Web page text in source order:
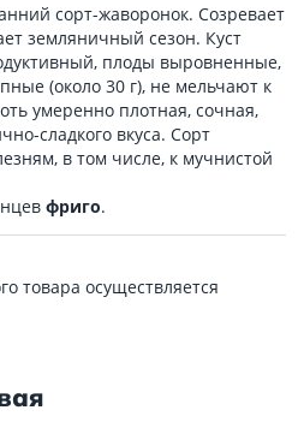
сорт-жаворонок. Созревает
земляничный сезон. Куст
плоды выровненные,
(около 30 г), не мельчают к
умеренно плотная, сочная,
сладкого вкуса. Сорт
в том числе, к мучнистой
фриго.
товара осуществляется